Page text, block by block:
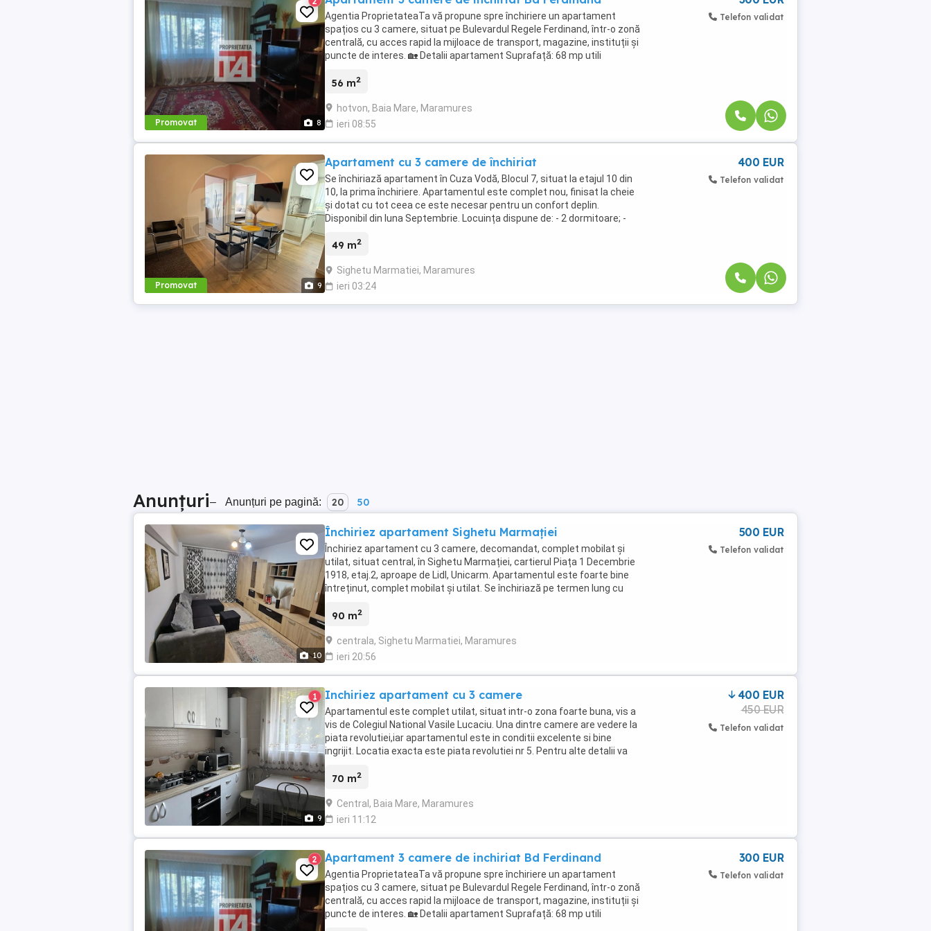
Promovat 8
Agentia ProprietateaTa vă propune spre închiriere un apartament
spațios cu 3 camere, situat pe Bulevardul Regele Ferdinand, într-o zonă
centrală, cu acces rapid la mijloace de transport, magazine, instituții și
puncte de interes. 🏡 Detalii apartament Suprafață: 68 mp utili
56 m2
hotvon, Baia Mare, Maramures
ieri 08:55
Telefon validat
Promovat 9
Apartament cu 3 camere de închiriat
Se închiriază apartament în Cuza Vodă, Blocul 7, situat la etajul 10 din
10, la prima închiriere. Apartamentul este complet nou, finisat la cheie
și dotat cu tot ceea ce este necesar pentru un confort deplin.
Disponibil din luna Septembrie. Locuința dispune de: - 2 dormitoare; -
49 m2
Sighetu Marmatiei, Maramures
ieri 03:24
400 EUR
Telefon validat
Anunțuri– Anunțuri pe pagină: 20 50
10
Închiriez apartament Sighetu Marmației
Închiriez apartament cu 3 camere, decomandat, complet mobilat și
utilat, situat central, în Sighetu Marmației, cartierul Piața 1 Decembrie
1918, etaj.2, aproape de Lidl, Unicarm. Apartamentul este foarte bine
întreținut, complet mobilat și utilat. Se închiriază pe termen lung cu
90 m2
centrala, Sighetu Marmatiei, Maramures
ieri 20:56
500 EUR
Telefon validat
9
1 Inchiriez apartament cu 3 camere
Apartamentul este complet utilat, situat intr-o zona foarte buna, vis a
vis de Colegiul National Vasile Lucaciu. Una dintre camere are vedere la
piata revolutiei,iar apartamentul este in conditii excelente si bine
ingrijit. Locatia exacta este piata revolutiei nr 5. Pentru alte detalii va
70 m2
Central, Baia Mare, Maramures
ieri 11:12
400 EUR
450 EUR
Telefon validat
2 Apartament 3 camere de inchiriat Bd Ferdinand
Agentia ProprietateaTa vă propune spre închiriere un apartament
spațios cu 3 camere, situat pe Bulevardul Regele Ferdinand, într-o zonă
centrală, cu acces rapid la mijloace de transport, magazine, instituții și
puncte de interes. 🏡 Detalii apartament Suprafață: 68 mp utili
300 EUR
Telefon validat